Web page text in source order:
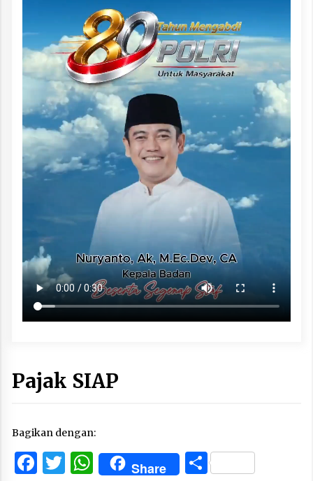
Pajak SIAP
Bagikan dengan:
Facebook
Twitter
WhatsApp
Share Share